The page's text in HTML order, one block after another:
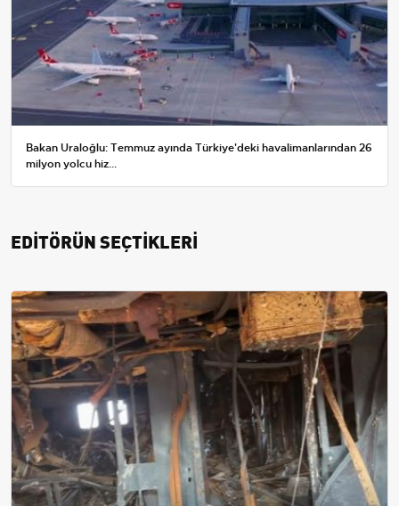
Bakan Uraloğlu: Temmuz ayında Türkiye'deki havalimanlarından 26
milyon yolcu hiz...
EDİTÖRÜN SEÇTİKLERİ